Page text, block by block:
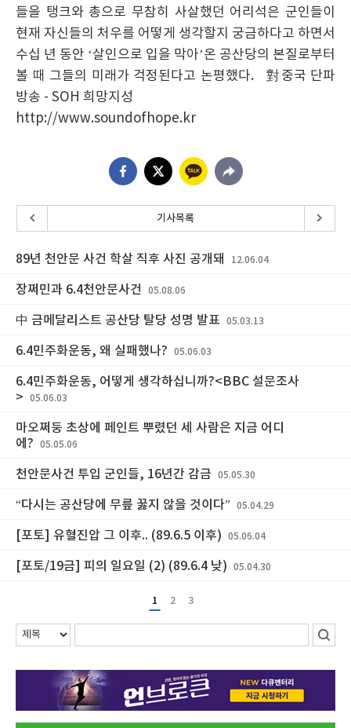
들을 탱크와 총으로 무참히 사살했던 어리석은 군인들이
현재 자신들의 처우를 어떻게 생각할지 궁금하다고 하면서
수십 년 동안 ‘살인으로 입을 막아’온 공산당의 본질로부터
볼 때 그들의 미래가 걱정된다고 논평했다. 對중국 단파
방송 - SOH 희망지성
http://www.soundofhope.kr
기사목록
89년 천안문 사건 학살 직후 사진 공개돼 12.06.04
장쩌민과 6.4천안문사건 05.08.06
中 금메달리스트 공산당 탈당 성명 발표 05.03.13
6.4민주화운동, 왜 실패했나? 05.06.03
6.4민주화운동, 어떻게 생각하십니까?<BBC 설문조사
>
05.06.03
마오쩌둥 초상에 페인트 뿌렸던 세 사람은 지금 어디
에?
05.05.06
천안문사건 투입 군인들, 16년간 감금 05.05.30
“다시는 공산당에 무릎 꿇지 않을 것이다” 05.04.29
[포토] 유혈진압 그 이후.. (89.6.5 이후) 05.06.04
[포토/19금] 피의 일요일 (2) (89.6.4 낮) 05.04.30
1 2 3